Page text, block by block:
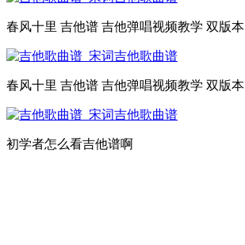
春风十里 吉他谱 吉他弹唱视频教学 双版本
春风十里 吉他谱 吉他弹唱视频教学 双版本
初学者怎么看吉他谱啊